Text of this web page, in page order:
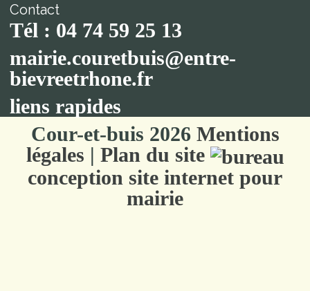
Contact
Tél : 04 74 59 25 13
mairie.couretbuis@entre-
bievreetrhone.fr
liens rapides
Cour-et-buis 2026 Mentions
légales | Plan du site
conception site internet pour
mairie